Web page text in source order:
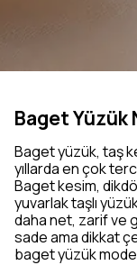
Baget Yüzük
Baget yüzük, taş
yıllarda en çok
Baget kesim,
yuvarlak taşlı
daha net, zarif ve
sade ama dikkat
baget yüzük